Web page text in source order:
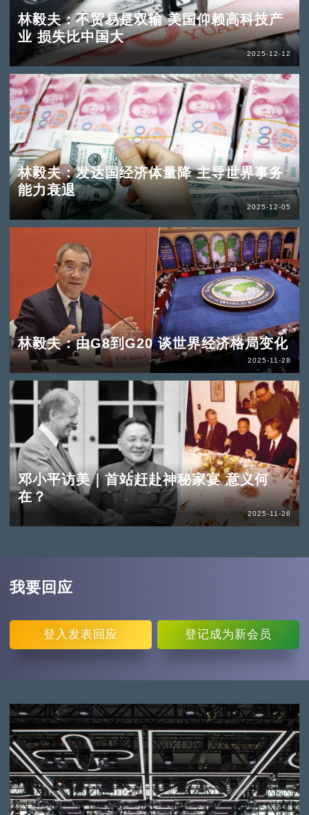
林毅夫：不贸易是双输 美国仰赖高科技产
业 损失比中国大
2025-12-12
林毅夫：发达国经济体量降 主导世界事务
能力衰退
2025-12-05
林毅夫：由G8到G20 谈世界经济格局变化
2025-11-28
邓小平访美｜首站赶赴神秘家宴 意义何
在？
2025-11-26
我要回应
登入 发表回应 登记成为新会员